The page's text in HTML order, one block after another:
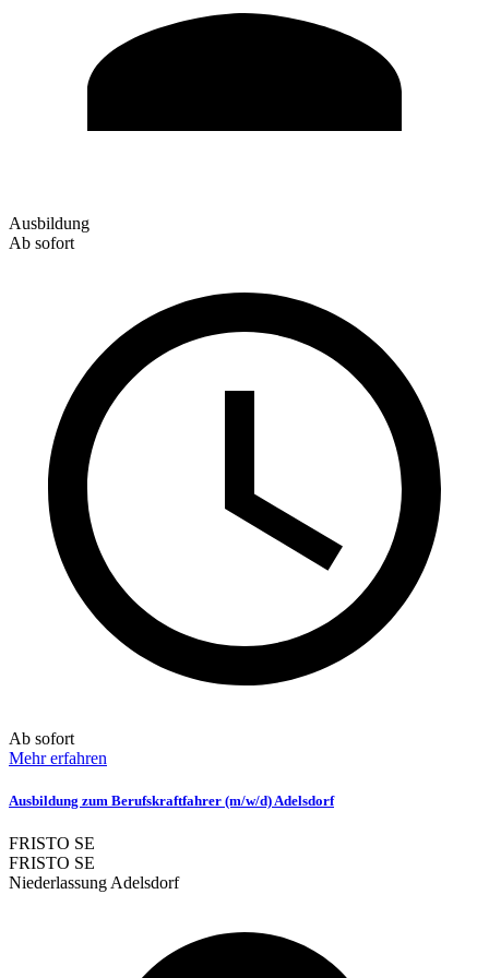
Ausbildung
Ab sofort
Ab sofort
Mehr erfahren
Ausbildung zum Berufskraftfahrer (m/w/d) Adelsdorf
FRISTO SE
FRISTO SE
Niederlassung Adelsdorf